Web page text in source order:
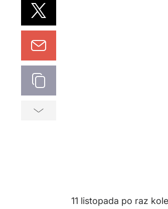
11 listopada po raz